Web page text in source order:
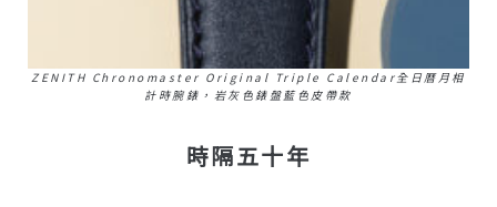
ZENITH Chronomaster Original Triple Calendar全日曆月相
計時腕錶，岩灰色錶盤藍色皮帶款
時隔五十年